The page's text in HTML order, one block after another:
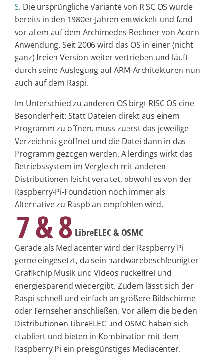
S. Die ursprüngliche Variante von RISC OS wurde
bereits in den 1980er-Jahren entwickelt und fand
vor allem auf dem Archimedes-Rechner von Acorn
Anwendung. Seit 2006 wird das OS in einer (nicht
ganz) freien Version weiter vertrieben und läuft
durch seine Auslegung auf ARM-Architekturen nun
auch auf dem Raspi.
Im Unterschied zu anderen OS birgt RISC OS eine
Besonderheit: Statt Dateien direkt aus einem
Programm zu öffnen, muss zuerst das jeweilige
Verzeichnis geöffnet und die Datei dann in das
Programm gezogen werden. Allerdings wirkt das
Betriebssystem im Vergleich mit anderen
Distributionen leicht veraltet, obwohl es von der
Raspberry-Pi-Foundation noch immer als
Alternative zu Raspbian empfohlen wird.
7 & 8 LibreELEC & OSMC
Gerade als Mediacenter wird der Raspberry Pi
gerne eingesetzt, da sein hardwarebeschleunigter
Grafikchip Musik und Videos ruckelfrei und
energiesparend wiedergibt. Zudem lässt sich der
Raspi schnell und einfach an größere Bildschirme
oder Fernseher anschließen. Vor allem die beiden
Distributionen LibreELEC und OSMC haben sich
etabliert und bieten in Kombination mit dem
Raspberry Pi ein preisgünstiges Mediacenter.